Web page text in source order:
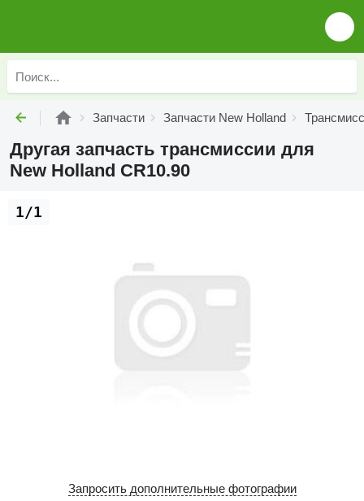
Запчасти Запчасти New Holland
Другая запчасть трансмиссии для
New Holland CR10.90
1/1
Запросить дополнительные фотографии